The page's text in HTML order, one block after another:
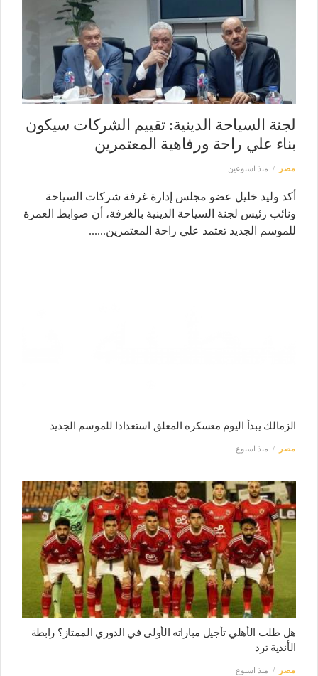
لجنة السياحة الدينية: تقييم الشركات سيكون
بناء علي راحة ورفاهية المعتمرين
مصر منذ اسبوعين
أكد وليد خليل عضو مجلس إدارة غرفة شركات السياحة
ونائب رئيس لجنة السياحة الدينية بالغرفة، أن ضوابط العمرة
للموسم الجديد تعتمد علي راحة المعتمرين......
الزمالك يبدأ اليوم معسكره المغلق استعدادا للموسم الجديد
مصر منذ اسبوع
هل طلب الأهلي تأجيل مباراته الأولى في الدوري الممتاز؟ رابطة
الأندية ترد
مصر منذ اسبوع